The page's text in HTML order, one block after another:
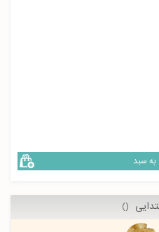
به سبد
()